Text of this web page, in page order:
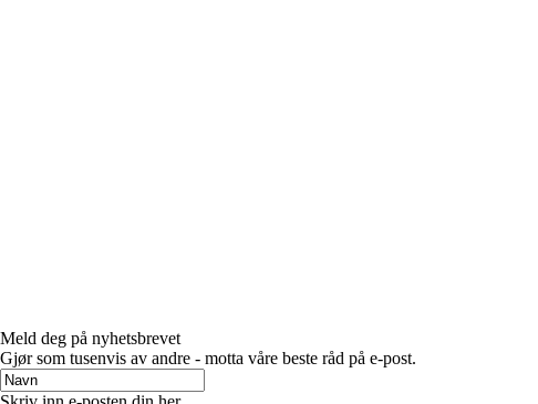
Meld deg på nyhetsbrevet
Gjør som tusenvis av andre - motta våre beste råd på e-post.